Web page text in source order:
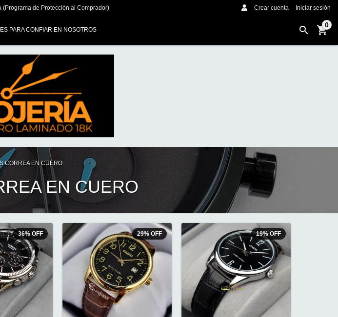
(Programa de Protección al Comprador) Crear cuenta Iniciar sesión
PARA CONFIAR EN NOSOTROS
0
CORREA EN CUERO
EN CUERO
36% OFF 29% OFF 19% OFF